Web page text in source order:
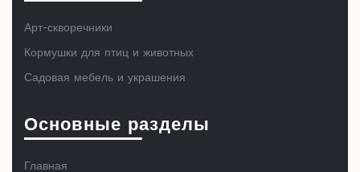
Арт-скворечники
Кормушки для птиц и животных
Садовая мебель и украшения
Основные разделы
Главная